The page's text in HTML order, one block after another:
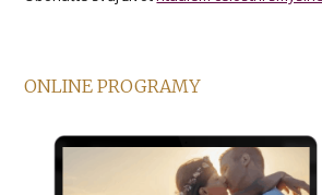
ONLINE PROGRAMY